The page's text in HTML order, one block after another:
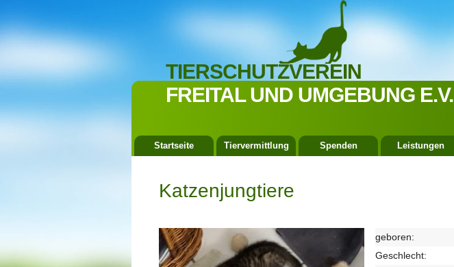
TIERSCHUTZVEREIN
FREITAL UND UMGEBUNG E.V.
Startseite Tiervermittlung Spenden Leistungen
Katzenjungtiere
geboren:
Geschlecht: